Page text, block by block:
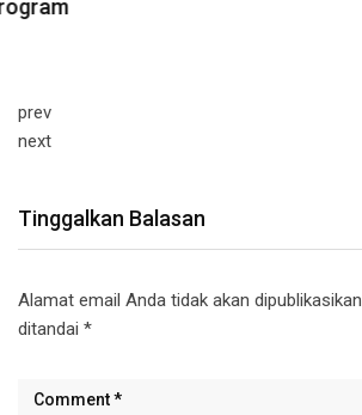
prev
next
Tinggalkan Balasan
Alamat email Anda tidak akan dipublikasikan.
ditandai *